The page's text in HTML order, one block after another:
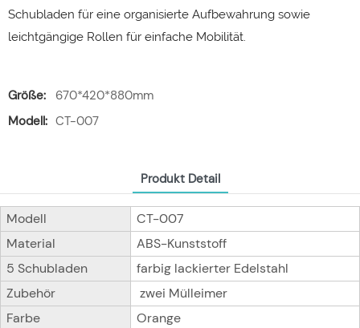
Schubladen für eine organisierte Aufbewahrung sowie
leichtgängige Rollen für einfache Mobilität.
Größe: 670*420*880mm
Modell: CT-007
Produkt Detail
Modell
CT-007
Material
ABS-Kunststoff
5 Schubladen
farbig lackierter Edelstahl
Zubehör
zwei Mülleimer
Farbe
Orange